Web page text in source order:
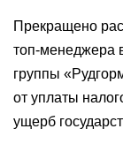
Прекращено
топ-менеджера
группы
от уплаты
ущерб